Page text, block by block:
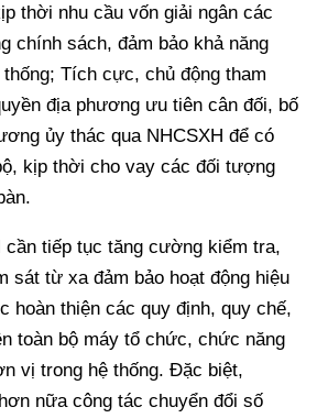
thời nhu cầu vốn giải ngân các
chính sách, đảm bảo khả năng
Tích cực, chủ động tham
địa phương ưu tiên cân đối, bố
ủy thác qua NHCSXH để có
kịp thời cho vay các đối tượng
tiếp tục tăng cường kiểm tra,
sát từ xa đảm bảo hoạt động hiệu
hoàn thiện các quy định, quy chế,
toàn bộ máy tổ chức, chức năng
vị trong hệ thống. Đặc biệt,
nữa công tác chuyển đổi số